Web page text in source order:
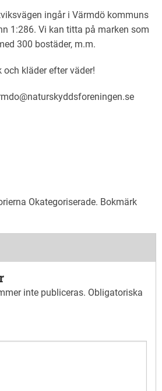
ingår i Värmdö kommuns
1:286. Vi kan titta på marken som
300 bostäder, m.m.
kläder efter väder!
Okategoriserade. Bokmärk
inte publiceras. Obligatoriska